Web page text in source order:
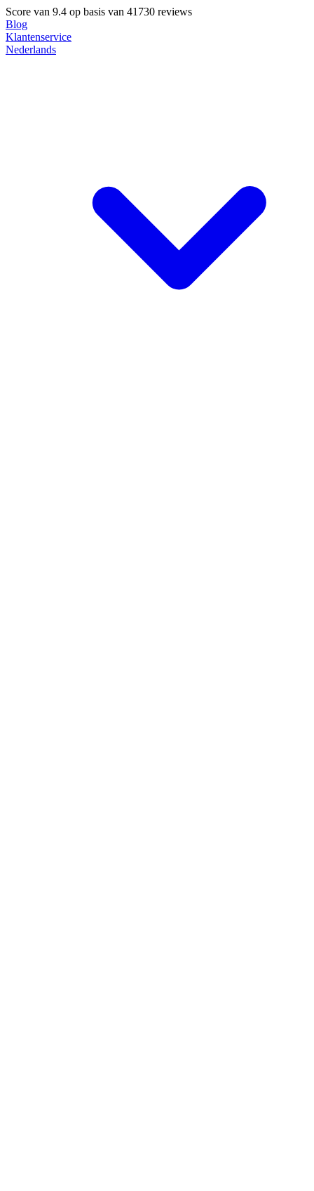
Score van 9.4 op basis van 41730 reviews
Blog
Klantenservice
Nederlands